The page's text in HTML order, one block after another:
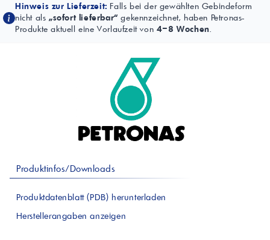
Hinweis zur Lieferzeit: Falls bei der gewählten Gebindeform
nicht als „sofort lieferbar“ gekennzeichnet, haben Petronas-
Produkte aktuell eine Vorlaufzeit von 4–8 Wochen.
Produktinfos/Downloads
Produktdatenblatt (PDB) herunterladen
Herstellerangaben anzeigen